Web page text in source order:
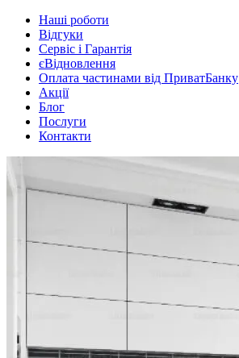
Наші роботи
Відгуки
Сервіс і Гарантія
єВідновлення
Оплата частинами від ПриватБанку
Акції
Блог
Послуги
Контакти